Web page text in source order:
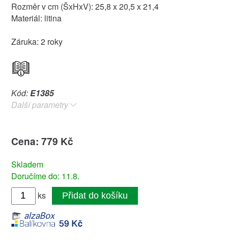
Rozměr v cm (ŠxHxV): 25,8 x 20,5 x 21,4
Materiál: litina
Záruka: 2 roky
Kód:E1385
Další parametry
Cena: 779 Kč
Skladem
Doručíme do: 11.8.
ks
Přidat do košíku